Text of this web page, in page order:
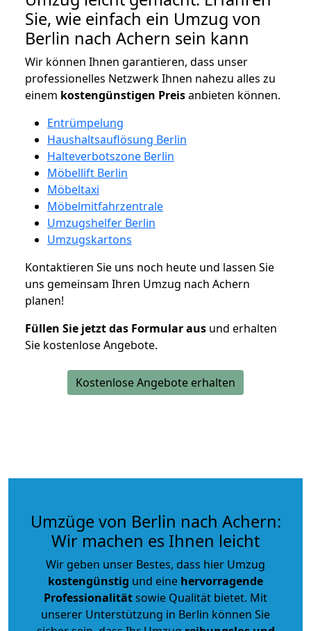
Sie, wie einfach ein Umzug von
Berlin nach Achern sein kann
Wir können Ihnen garantieren, dass unser
professionelles Netzwerk Ihnen nahezu alles zu
einem kostengünstigen Preisanbieten können.
Entrümpelung
Haushaltsauflösung Berlin
Halteverbotszone Berlin
Möbellift Berlin
Möbeltaxi
Möbelmitfahrzentrale
Umzugshelfer Berlin
Umzugskartons
Kontaktieren Sie uns noch heute und lassen Sie
uns gemeinsam Ihren Umzug nach Achern
planen!
Füllen Sie jetzt das Formular aus und erhalten
Sie kostenlose Angebote.
Kostenlose Angebote erhalten
Umzüge von Berlin nach Achern:
Wir machen es Ihnen leicht
Wir geben unser Bestes, dass hier Umzug
kostengünstig und eine hervorragende
Professionalitätsowie Qualität bietet. Mit
unserer Unterstützung in Berlin können Sie